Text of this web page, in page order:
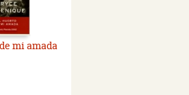
mi amada